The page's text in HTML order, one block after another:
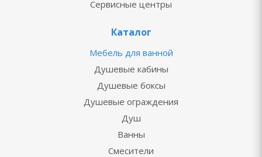
Сервисные центры
Каталог
Мебель для ванной
Душевые кабины
Душевые боксы
Душевые ограждения
Душ
Ванны
Смесители